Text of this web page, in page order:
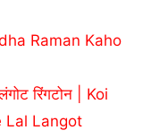
Raman Kaho
रिंगटोन | Koi
Lal Langot